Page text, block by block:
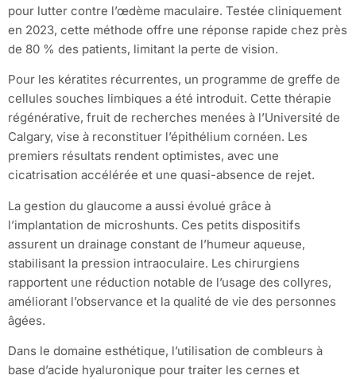
pour lutter contre l’œdème maculaire. Testée cliniquement
en 2023, cette méthode offre une réponse rapide chez près
de 80 % des patients, limitant la perte de vision.
Pour les kératites récurrentes, un programme de greffe de
cellules souches limbiques a été introduit. Cette thérapie
régénérative, fruit de recherches menées à l’Université de
Calgary, vise à reconstituer l’épithélium cornéen. Les
premiers résultats rendent optimistes, avec une
cicatrisation accélérée et une quasi-absence de rejet.
La gestion du glaucome a aussi évolué grâce à
l’implantation de microshunts. Ces petits dispositifs
assurent un drainage constant de l’humeur aqueuse,
stabilisant la pression intraoculaire. Les chirurgiens
rapportent une réduction notable de l’usage des collyres,
améliorant l’observance et la qualité de vie des personnes
âgées.
Dans le domaine esthétique, l’utilisation de combleurs à
base d’acide hyaluronique pour traiter les cernes et